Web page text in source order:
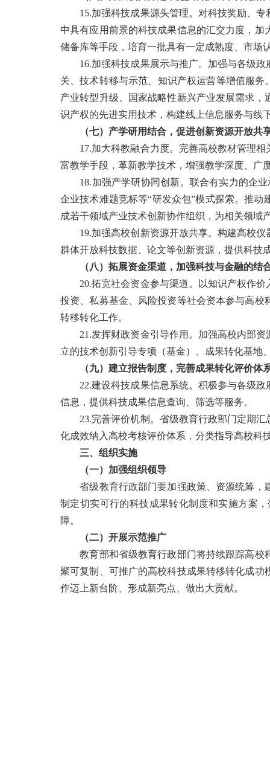
15.加强科技成果源头管理。对科技奖励、专
中具有应用前景的科技成果信息的汇交力度，
储备库等手段，培育一批具有一定成熟度、市场
16.加强科技成果展示与推广。加强与各级政
关、技术转移与示范、知识产权运营等增值服
产业转型升级、国家战略性新兴产业发展需求
识产权的先进实用技术，构建线上信息服务与线
（七）产学研用结合，促进创新资源开放共
17.加大科教融合力度。完善高校教材管理相
富教学手段，革新教学技术，增强教学深度、广
18.加强产学研协同创新。联合有实力的企业
企业技术难题竞标等“研发众包”模式探索。推
成若干领域产业技术创新协作组织，为相关领域
19.加强高校创新资源开放共享。构建高校仪
群体开放科技数据、论文等创新资源，提供科技
（八）拓展资金渠道，加强科技与金融的结
20.拓宽社会资金参与渠道。以知识产权作价
投资、私募基金、风险投资等社会资本参与高
转移转化工作。
21.发挥财政资金引导作用。加强高校内部资
立的技术创新引导专项（基金）、成果转化基地
（九）建立报告制度，完善成果转化评价体
22.建设科技成果信息系统。积极参与各级政
信息，提供科技成果信息查询、筛选等服务。
23.完善评价机制。省级教育行政部门定期汇
化成效纳入高校考核评价体系，分类指导高校科
三、组织实施
（一）加强组织领导
省级教育行政部门要加强政策、资源统筹，
制定切实可行的科技成果转化制度和实施方案
障。
（二）开展示范推广
教育部和省级教育行政部门将持续跟踪高校
聚可复制、可推广的高校科技成果转移转化成
作迈上新台阶、形成新亮点、做出大贡献。